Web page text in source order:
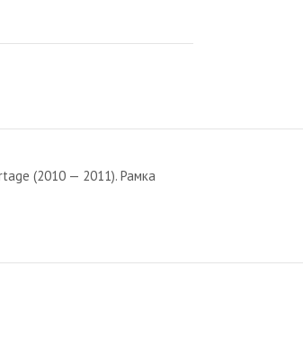
(2010 — 2011). Рамка